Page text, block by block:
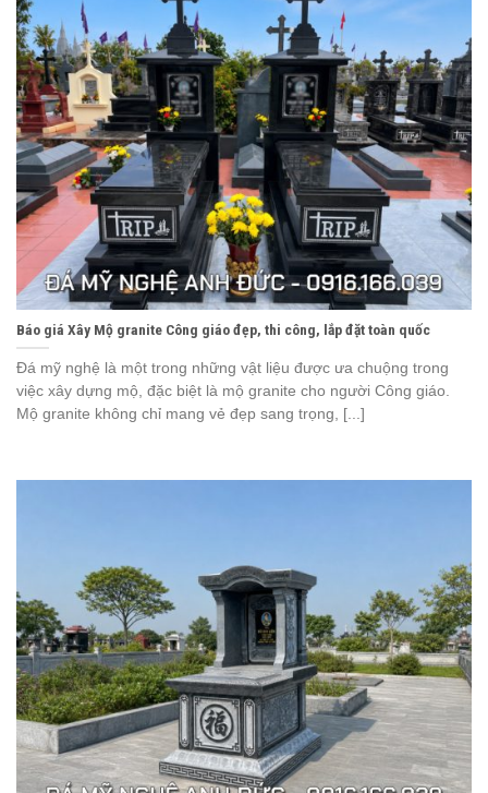
Báo giá Xây Mộ granite Công giáo đẹp, thi công, lắp đặt toàn quốc
Đá mỹ nghệ là một trong những vật liệu được ưa chuộng trong
việc xây dựng mộ, đặc biệt là mộ granite cho người Công giáo.
Mộ granite không chỉ mang vẻ đẹp sang trọng, [...]